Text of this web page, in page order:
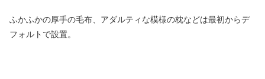
ふかふかの厚手の毛布、アダルティな模様の枕などは最初からデ
フォルトで設置。